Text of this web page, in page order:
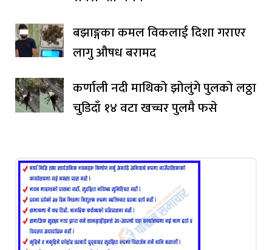
बझाङ्गका कमल विकलाई दिशा गराएर
लागु औषध बरामद
कर्णाली नदी माथिको झोलुंगे पुलको लठ्ठा
चुडिदाँ १४ वटा खच्चर पुलमै फसे